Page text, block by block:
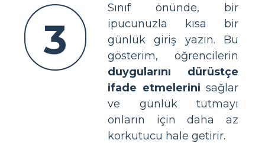
3
Sınıf önünde, bir
ipucunuzla kısa bir
günlük giriş yazın. Bu
gösterim, öğrencilerin
duygularını dürüstçe
ifade etmelerini sağlar
ve günlük tutmayı
onların için daha az
korkutucu hale getirir.